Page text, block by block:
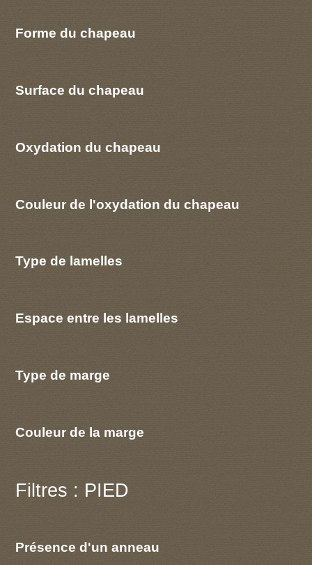
Forme du chapeau
Surface du chapeau
Oxydation du chapeau
Couleur de l'oxydation du chapeau
Type de lamelles
Espace entre les lamelles
Type de marge
Couleur de la marge
Filtres : PIED
Présence d'un anneau